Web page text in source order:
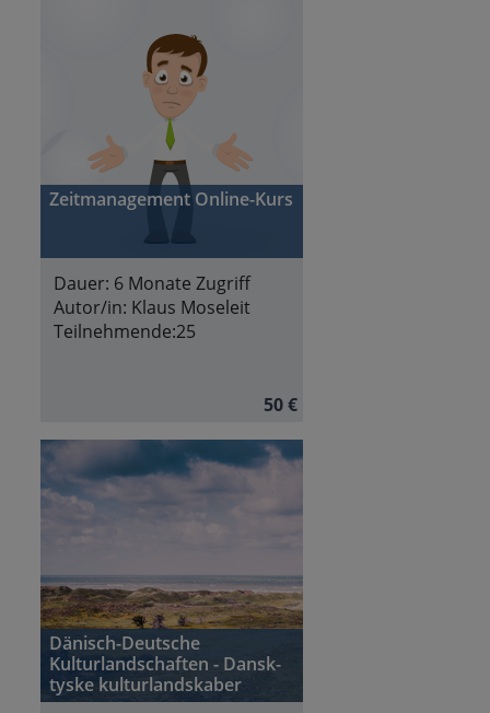
Zeitmanagement Online-Kurs
Dauer: 6 Monate Zugriff
Autor/in: Klaus Moseleit
Teilnehmende:25
50 €
Dänisch-Deutsche
Kulturlandschaften - Dansk-
tyske kulturlandskaber